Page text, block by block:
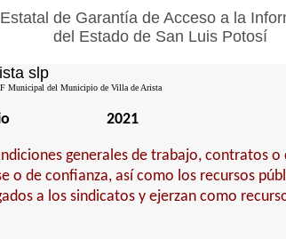
de Garantía de Acceso a la
del Estado de San Luis Potosí
slp
Municipal del Municipio de Villa de Arista
2021
generales de trabajo, contratos
o de confianza, así como los recursos
a los sindicatos y ejerzan como